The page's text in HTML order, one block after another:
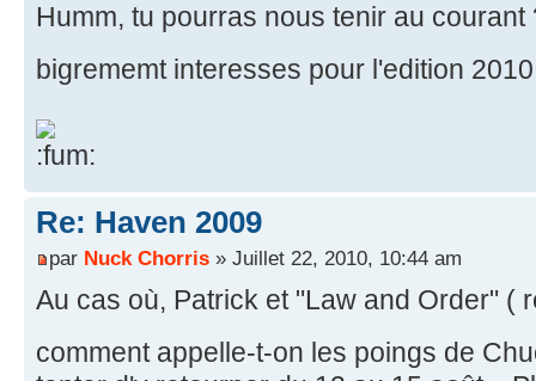
Humm, tu pourras nous tenir au
bigrememt interesses pour l'edition
Re: Haven 2009
par Nuck Chorris » Juillet 22, 2010, 10:44 am
Au cas où, Patrick et "Law and Order" (
comment appelle-t-on les poings de